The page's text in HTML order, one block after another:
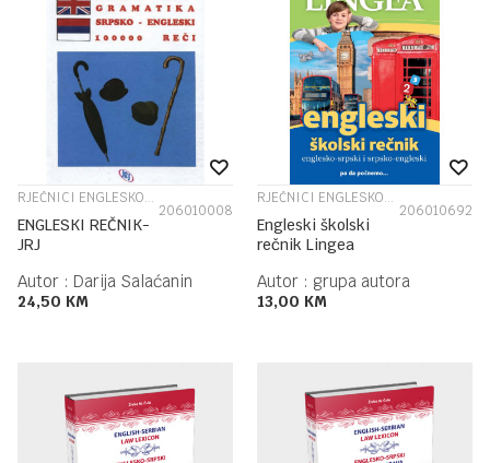
RJEČNICI ENGLESKOG JEZIKA
206010008
ENGLESKI REČNIK-
JRJ
Autor : Darija Salaćanin
24,50 KM
RJEČNICI ENGLESKOG JEZIKA
206010692
Engleski školski
rečnik Lingea
Autor : grupa autora
13,00 KM